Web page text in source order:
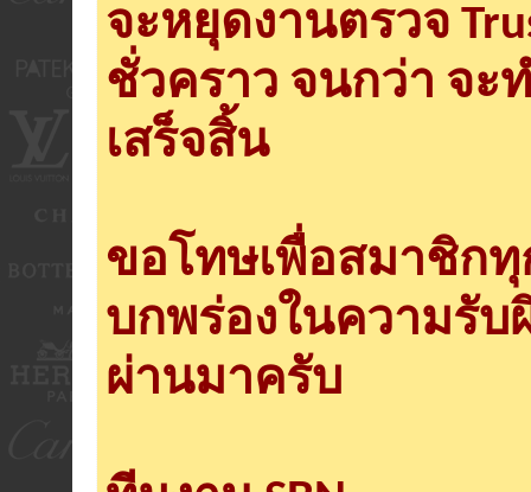
จะหยุดงานตรวจ
ชั่วคราว จนกว่า จะ
เสร็จสิ้น
ขอโทษเพื่อสมาชิก
บกพร่องในความรั
ผ่านมาครับ